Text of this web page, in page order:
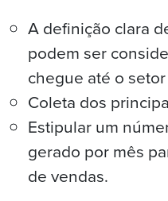
A definição clara
podem ser
chegue até o
Coleta dos
Estipular um
gerado por mês
de vendas.